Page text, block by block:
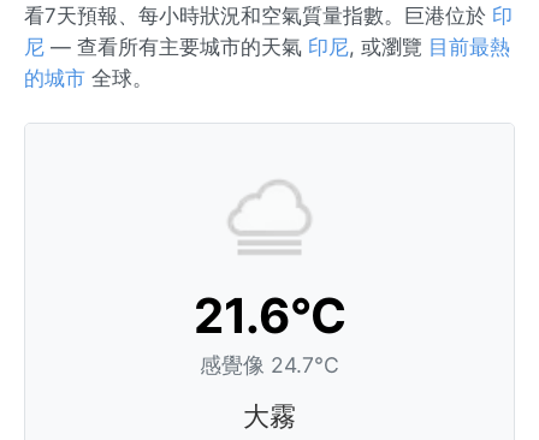
看7天預報、每小時狀況和空氣質量指數。巨港位於 印
尼 — 查看所有主要城市的天氣 印尼, 或瀏覽 目前最熱
的城市 全球。
21.6°C
感覺像 24.7°C
大霧